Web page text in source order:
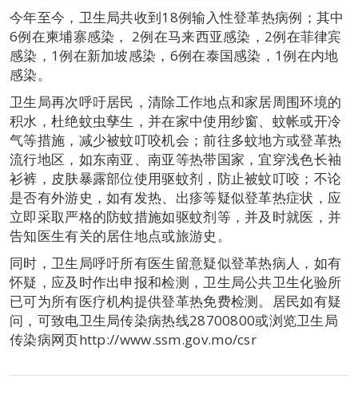
今年至今，卫生局共收到18例输入性登革热病例；其中
6例在柬埔寨感染， 2例在马来西亚感染，2例在菲律宾
感染，1例在新加坡感染，6例在泰国感染，1例在内地
感染。
卫生局再次呼吁居民，清除工作地点和家居周围环境的
积水，杜绝蚊虫孳生，并在家中使用纱窗、蚊帐或开冷
气等措施，减少被蚊叮咬机会；前往多蚊地方或登革热
流行地区，如东南亚、南亚等热带国家，宜穿浅色长袖
衫裤，皮肤暴露部位使用驱蚊剂，防止被蚊叮咬；不论
是否有外游史，如有发热、出疹等疑似登革热症状，应
立即采取严格的防蚊措施如驱蚊剂等，并及时就医，并
告知医生有关的居住地点或旅游史。
同时，卫生局呼吁所有医生留意疑似登革热病人，如有
怀疑，应及时作出申报和检测，卫生局公共卫生化验所
已可为所有医疗机构提供登革热免费检测。居民如有疑
问，可致电卫生局传染病热线28700800或浏览卫生局
传染病网页http://www.ssm.gov.mo/csr